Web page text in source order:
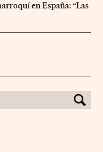
en España: “Las